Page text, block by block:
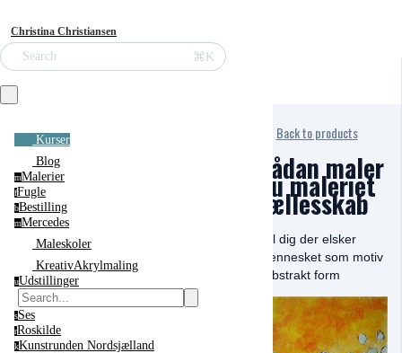
Christina Christiansen
Search ⌘K
Kurser
Blog
mMalerier
fFugle
bBestilling
mMercedes
Maleskoler
KreativAkrylmaling
uUdstillinger
sSes
rRoskilde
kKunstrunden Nordsjælland
Back to products
Sådan maler
du maleriet
fællesskab
- til dig der elsker
mennesket som motiv
i abstrakt form